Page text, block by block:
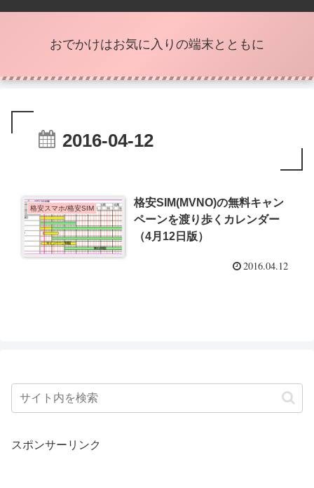
おでかけはお気に入りの端末とともに
2016-04-12
格安スマホ/格安SIM
格安SIM(MVNO)の無料キャン
ペーンを渡り歩くカレンダー
（4月12日版）
2016.04.12
スポンサーリンク